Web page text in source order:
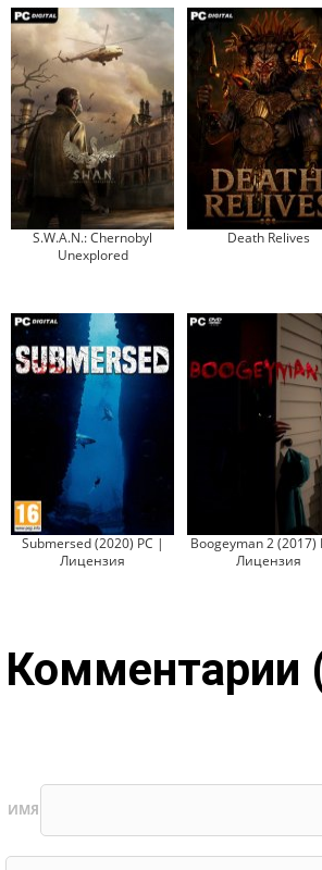
S.W.A.N.: Chernobyl
Unexplored
Death Relives
Submersed (2020) PC |
Лицензия
Boogeyman 2 (2017)
Лицензия
Комментарии
ИМЯ